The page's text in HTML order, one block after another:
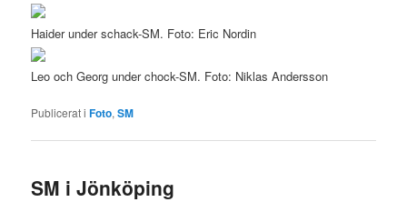
Haider under schack-SM. Foto: Eric Nordin
Leo och Georg under chock-SM. Foto: Niklas Andersson
Publicerat i Foto,SM
SM i Jönköping